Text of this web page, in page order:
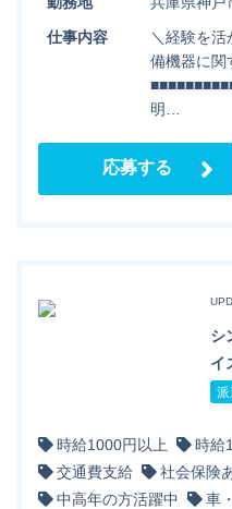
仕事内容
＼経験を
備機器に関
明…
応募する
シ
イ
派
時給1000円以上 時給
交通費支給
社会保険
中高年の方活躍中
車